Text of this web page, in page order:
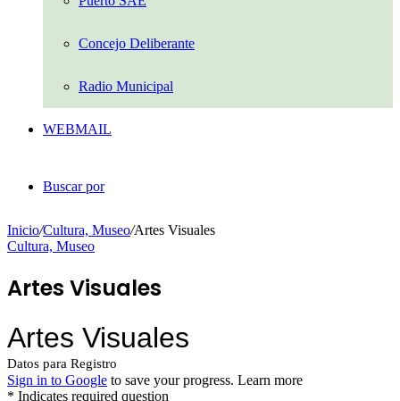
Concejo Deliberante
Radio Municipal
WEBMAIL
Buscar por
Inicio/Cultura, Museo/Artes Visuales
Cultura, Museo
Artes Visuales